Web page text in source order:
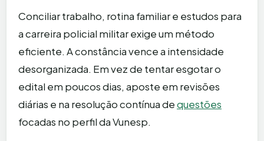
Conciliar trabalho, rotina familiar e estudos para
a carreira policial militar exige um método
eficiente. A constância vence a intensidade
desorganizada. Em vez de tentar esgotar o
edital em poucos dias, aposte em revisões
diárias e na resolução contínua dequestões
focadas no perfil da Vunesp.